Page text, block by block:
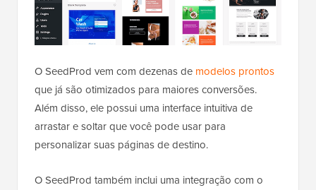
O SeedProd vem com dezenas de modelos prontos
que já são otimizados para maiores conversões.
Além disso, ele possui uma interface intuitiva de
arrastar e soltar que você pode usar para
personalizar suas páginas de destino.
O SeedProd também inclui uma integração com o